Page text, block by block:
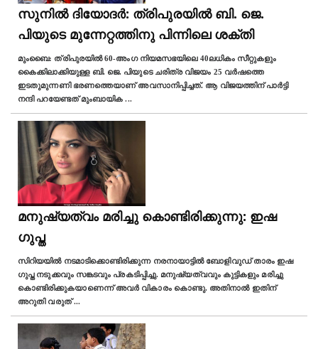
സുനിൽ ദിയോദർ: ത്രിപുരയിൽ ബി. ജെ.
പിയുടെ മുന്നേറ്റത്തിനു പിന്നിലെ ശക്തി
മുംബൈ: ത്രിപുരയിൽ 60-അംഗ നിയമസഭയിലെ 40ലധികം സീറ്റുകളും
കൈക്കിലാക്കിയുള്ള ബി. ജെ. പിയുടെ ചരിത്ര വിജയം 25 വർഷത്തെ
ഇടതുമുന്നണി ഭരണത്തെയാണ്‌ അവസാനിപ്പിച്ചത്. ആ വിജയത്തിന് പാർട്ടി
നന്ദി പറയേണ്ടത് മുംബായിക...
മനുഷ്യത്വം മരിച്ചു കൊണ്ടിരിക്കുന്നു: ഇഷ
ഗുപ്ത
സിറിയയിൽ നടമാടിക്കൊണ്ടിരിക്കുന്ന നരനായാട്ടിൽ ബോളിവുഡ് താരം ഇഷ
ഗുപ്ത നടുക്കവും സങ്കടവും പ്രകടിപ്പിച്ചു. മനുഷ്യത്വവും കുട്ടികളും മരിച്ചു
കൊണ്ടിരിക്കുകയാണെന്ന് അവർ വികാരം കൊണ്ടു. അതിനാൽ ഇതിന്
അറുതി വരുത്...